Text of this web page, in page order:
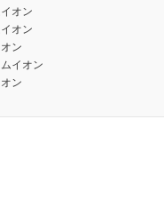
オン
オン
ン
イオン
ン